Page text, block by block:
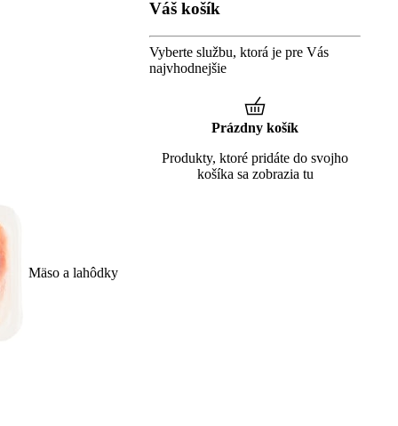
Mäso a lahôdky
Váš košík
Vyberte službu, ktorá je pre Vás
najvhodnejšie
Prázdny košík
Produkty, ktoré pridáte do svojho
košíka sa zobrazia tu